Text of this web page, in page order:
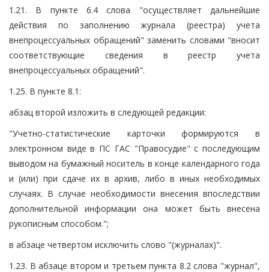
1.21. В пункте 6.4 слова "осуществляет дальнейшие
действия по заполнению журнала (реестра) учета
внепроцессуальных обращений" заменить словами "вносит
соответствующие сведения в реестр учета
внепроцессуальных обращений".
1.25. В пункте 8.1:
абзац второй изложить в следующей редакции:
"Учетно-статистические карточки формируются в
электронном виде в ПС ГАС "Правосудие" с последующим
выводом на бумажный носитель в конце календарного года
и (или) при сдаче их в архив, либо в иных необходимых
случаях. В случае необходимости внесения впоследствии
дополнительной информации она может быть внесена
рукописным способом.";
в абзаце четвертом исключить слово "(журналах)".
1.23. В абзаце втором и третьем пункта 8.2 слова "журнал",